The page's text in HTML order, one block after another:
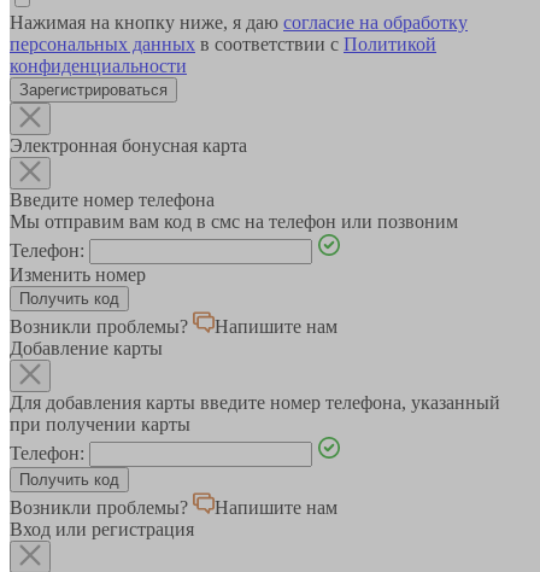
Нажимая на кнопку ниже, я даю согласие на обработку
персональных данных в соответствии с Политикой
конфиденциальности
Зарегистрироваться
Электронная бонусная карта
Введите номер телефона
Мы отправим вам код в смс на телефон или позвоним
Телефон:
Изменить номер
Возникли проблемы?
Напишите нам
Добавление карты
Для добавления карты введите номер телефона, указанный
при получении карты
Телефон:
Возникли проблемы?
Напишите нам
Вход или регистрация